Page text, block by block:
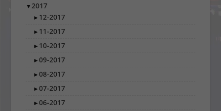
▼2017
► 12-2017
► 11-2017
► 10-2017
►09-2017
►08-2017
►07-2017
►06-2017